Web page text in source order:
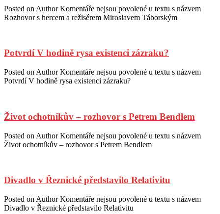
Posted on Author Komentáře nejsou povolené u textu s názvem
Rozhovor s hercem a režisérem Miroslavem Táborským
Potvrdí V hodině rysa existenci zázraku?
Posted on Author Komentáře nejsou povolené u textu s názvem
Potvrdí V hodině rysa existenci zázraku?
Život ochotníkův – rozhovor s Petrem Bendlem
Posted on Author Komentáře nejsou povolené u textu s názvem
Život ochotníkův – rozhovor s Petrem Bendlem
Divadlo v Řeznické představilo Relativitu
Posted on Author Komentáře nejsou povolené u textu s názvem
Divadlo v Řeznické představilo Relativitu